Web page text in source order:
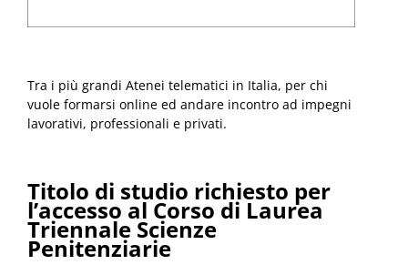
Tra i più grandi Atenei telematici in Italia, per chi
vuole formarsi online ed andare incontro ad impegni
lavorativi, professionali e privati.
Titolo di studio richiesto per
l’accesso al Corso di Laurea
Triennale Scienze
Penitenziarie